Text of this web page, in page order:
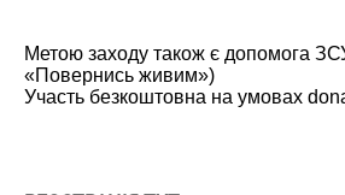
Метою заходу також є допомога
«Повернись живим»)
Участь безкоштовна на умовах